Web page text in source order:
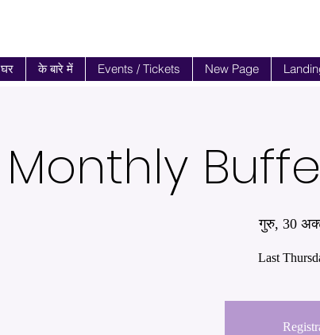
घर के बारे में Events / Tickets New Page
Monthly
गुरु, 30
Last